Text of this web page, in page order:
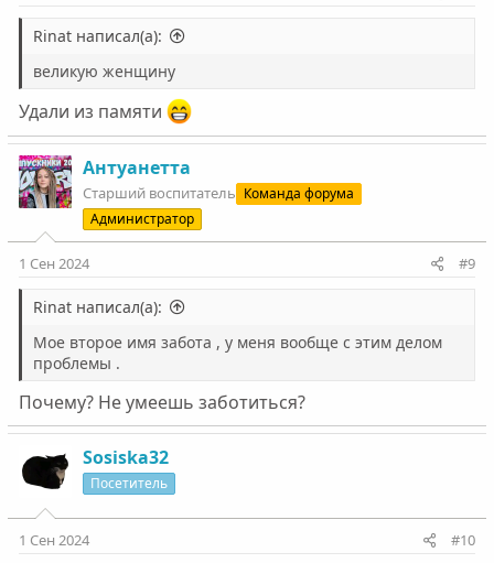
Rinat написал(а):
великую женщину
Удали из памяти
Антуанетта
Старший воспитатель Команда форума
Администратор
1 Сен 2024 #9
Rinat написал(а):
Мое второе имя забота , у меня вообще с этим делом
проблемы .
Почему? Не умеешь заботиться?
Sosiska32
Посетитель
1 Сен 2024 #10